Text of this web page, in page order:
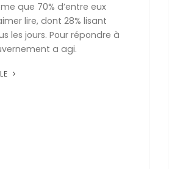
que 70% d’entre eux
lire, dont 28% lisant
les jours. Pour répondre à
a agi.